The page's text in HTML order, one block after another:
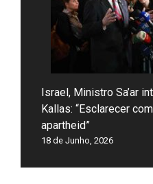
Israel, Ministro Sa’ar
Kallas: “Esclarecer
apartheid”
18 de Junho, 2026